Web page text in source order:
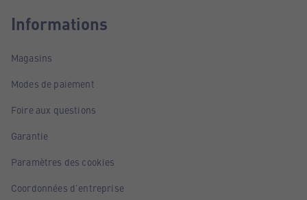
Informations
Magasins
Modes de paiement
Foire aux questions
Garantie
Paramètres des cookies
Coordonnées d'entreprise